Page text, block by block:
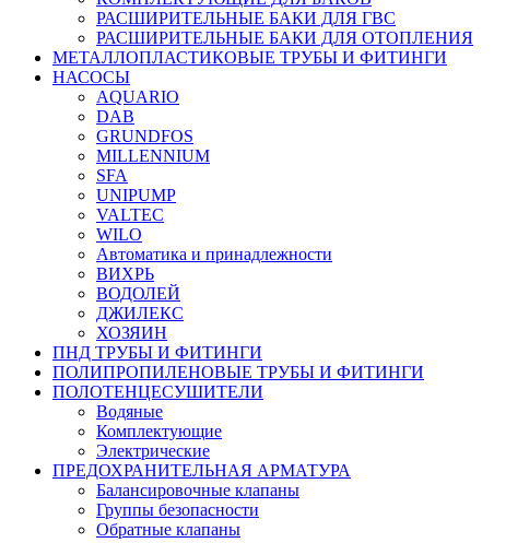
РАСШИРИТЕЛЬНЫЕ БАКИ ДЛЯ ГВС
РАСШИРИТЕЛЬНЫЕ БАКИ ДЛЯ ОТОПЛЕНИЯ
МЕТАЛЛОПЛАСТИКОВЫЕ ТРУБЫ И ФИТИНГИ
НАСОСЫ
AQUARIO
DAB
GRUNDFOS
MILLENNIUM
SFA
UNIPUMP
VALTEC
WILO
Автоматика и принадлежности
ВИХРЬ
ВОДОЛЕЙ
ДЖИЛЕКС
ХОЗЯИН
ПНД ТРУБЫ И ФИТИНГИ
ПОЛИПРОПИЛЕНОВЫЕ ТРУБЫ И ФИТИНГИ
ПОЛОТЕНЦЕСУШИТЕЛИ
Водяные
Комплектующие
Электрические
ПРЕДОХРАНИТЕЛЬНАЯ АРМАТУРА
Балансировочные клапаны
Группы безопасности
Обратные клапаны